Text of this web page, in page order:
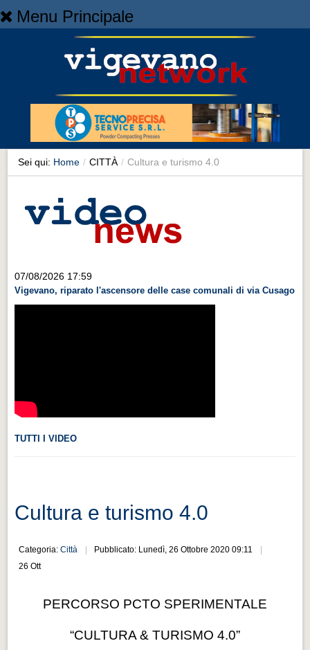
Menu Principale
NEWS
Cronaca
Artes et Artificia
Territorio
Territorio
CHI SIAMO
CHI SIAMO
Guida turistica rapida
Distretto industriale
Distretto industriale
Sei qui: Home / CITTÀ / Cultura e turismo 4.0
07/08/2026 17:59
Vigevano, riparato l'ascensore delle case comunali di via Cusago
TUTTI I VIDEO
Cultura e turismo 4.0
Categoria:Città
Pubblicato: Lunedì, 26 Ottobre 2020 09:11
26 Ott
PERCORSO PCTO SPERIMENTALE
“CULTURA & TURISMO 4.0”